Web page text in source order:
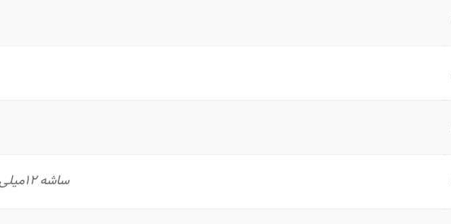
ساشه 12میلی حاوی نرم کننده فیتو بالم کالر ( تثبیت کننده رنگ)